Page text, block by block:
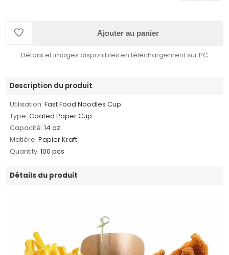
Ajouter au panier
Détails et images disponibles en téléchargement sur PC
Description du produit
Utilisation: Fast Food Noodles Cup
Type: Coated Paper Cup
Capacité: 14 oz
Matière: Papier Kraft
Quantity: 100 pcs
Détails du produit